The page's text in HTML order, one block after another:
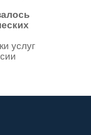
услуг